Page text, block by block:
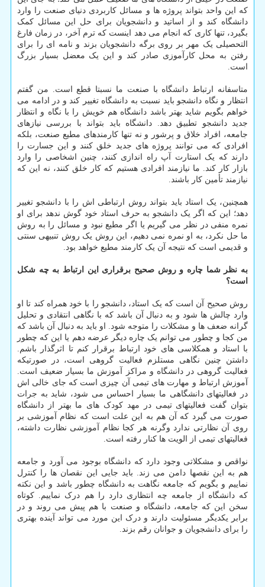
که این واحد بتواند پروژه ها و مسائل کاربردی دنیای صنعت را وارد
دانشگاه کند و از اساتید و دانشجویان برای حل این مسائل کمک
بگیرد، تنها کاری که انجام می دهد اینست که ترم آخر، در زمان فارغ
التحصیلی یک مهر بر روی برگه دانشجویان بزند و نامه ای را برای
رفتن به محل کارآموزی صادر کند و این یک معضل بسیار بزرگ
است.
متاسفانه ارتباط دانشگاه با صنعت ما نسبتا قطع است. من گفتم
انتظار و نگاه دانشجو باید نسبت به دانشگاه تغییر کند و در ادامه می
خواهم بگویم شاید بهتر باشد دانشگاه هم خویش را با نگاه و انتظار
جدید دانشجو تطبیق دهد. دانشگاه باید بتواند با بررسی نیازهای
جامعه، افراد خلاق و پرشور و نه تنها کارمندهای مطیع صنعت، بلکه
افرادی که می توانند پروژه های جدید خلق کنند و این جسارت را
دارند که یک استارت آپ راه اندازی کنند، چنین اشخاصی را وارد
بازار کار کند. ما نیازمند افرادی هستیم که کار خلق کنند، نه این که
نیازمند تأمین کار باشند.
همچنین، یک استاد باید بتواند روش ارتباطی اش را با دانشجو تغییر
دهد؛ این که اگر یک دانشجو به حرف استاد خود گوش ندهد برای او
نمره منفی در نظر می گیریم یا اگر مطیع نبود و مسائل را به روش
ما حل نکرد، به او نمره نمی دهیم، این روش یک روش تنبیهی سنتی
و قدیمی است که نتیجه آن یک کارمند مطیع خواهد بود.
به نظر شما چاره و روش صحیح برقراری این ارتباط به چه شکل
است؟
روش صحیح آن است که یک استاد، دانشجو را با خود همراه کند تا او
وارد چالش ها شود و به دنبال آن باشد که با نگاهی انتقادی و تحلیل
گرانه ضعف ها و مشکلات را متوجه شود. او باید به دنبال آن باشد که
من کجا و چطور می توانم یک چاره دیگر عرضه دهم یا این که چطور
با استاد و همکلاسی های خود ارتباط برقرار کنم تا اثرگذار باشم.
داشتن چنین نگاهی مستلزم فعالیت گروهی است، در صورتیکه
فعالیت گروهی در دانشگاه و مراکز آموزش ما بسیار ضعیف است.
آموزش ارتباط و مهارت های تیمی آن چیزی است که جای خالی اش
در فعالیتهای دانشگاهی ما بسیار احساس می شود، شاید به جرات
بتوان گفت فعالیتهای تیمی در مهد کودک های ما بهتر از دانشگاه
صورت می گیرد که آن هم به این علت است که نظام آموزشی بر
روی آن نظارتی ندارد وگرنه هر کجا نظام آموزشی نظارت داشته،
فعالیتهای تیمی از الویت ها کنار رفته است.
نواقص و مشکلاتی وجود دارد که دانشگاه بوجود می آورد و جامعه
هم به این نقصها دامن می زند. باید جایی این نقصان ها را کنترل
نماییم و بگویم که جامعه نگاهت به دانشگاه چطور باشد و این نکته
که دانشگاه از جامعه چه انتظاری دارد را هم درک نماییم. کوتاه
سخن این که جامعه، دانشگاه و صنعت با هم پیش می روند و در
برابر یکدیگر مسئولیت دارند و درک این مورد می تواند آینده بهتری
را برای دانشجویان و جوانان رقم بزند.